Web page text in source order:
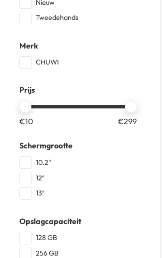
Nieuw
Tweedehands
Merk
CHUWI
Prijs
€10 €299
Schermgrootte
10.2"
12″
13″
Opslagcapaciteit
128 GB
256 GB